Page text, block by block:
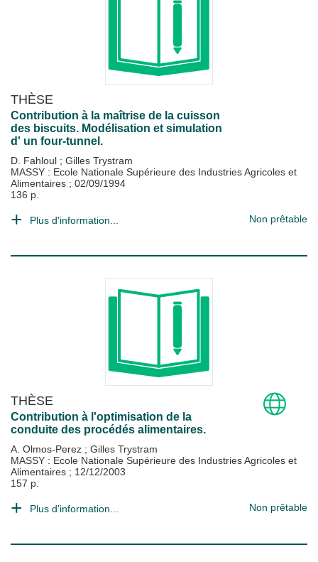
THÈSE
Contribution à la maîtrise de la cuisson
des biscuits. Modélisation et simulation
d' un four-tunnel.
D. Fahloul ; Gilles Trystram
MASSY : Ecole Nationale Supérieure des Industries Agricoles et
Alimentaires ; 02/09/1994
136 p.
Plus d'information... Non prêtable
THÈSE
Contribution à l'optimisation de la
conduite des procédés alimentaires.
A. Olmos-Perez ; Gilles Trystram
MASSY : Ecole Nationale Supérieure des Industries Agricoles et
Alimentaires ; 12/12/2003
157 p.
Plus d'information... Non prêtable